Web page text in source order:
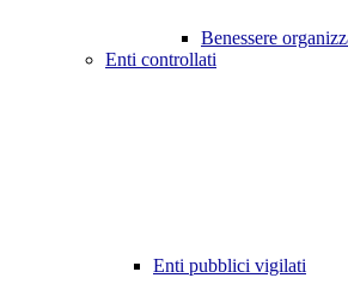
Benessere
Enti controllati
Enti pubblici vigilati